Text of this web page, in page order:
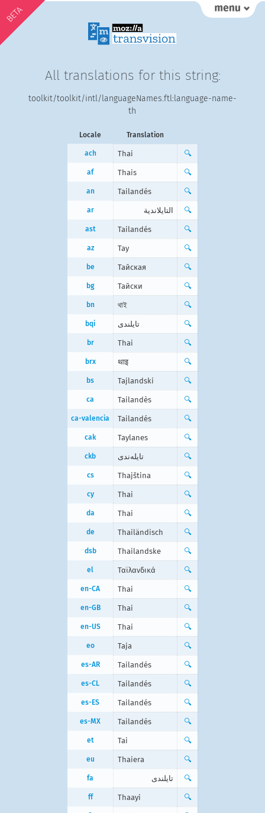
BETA
All translations for this string:
toolkit/toolkit/intl/languageNames.ftl:language-name-
th
Locale Translation
ach Thai 🔍
af Thais 🔍
an Tailandés 🔍
ar التايلاندية 🔍
ast Tailandés 🔍
az Tay 🔍
be Тайская 🔍
bg Тайски 🔍
bn থাই 🔍
bqi تایلندی 🔍
br Thai 🔍
brx थाइ 🔍
bs Tajlandski 🔍
ca Tailandès 🔍
ca-valencia Tailandés 🔍
cak Taylanes 🔍
ckb تایلەندی 🔍
cs Thajština 🔍
cy Thai 🔍
da Thai 🔍
de Thailändisch 🔍
dsb Thailandske 🔍
el Ταϊλανδικά 🔍
en-CA Thai 🔍
en-GB Thai 🔍
en-US Thai 🔍
eo Taja 🔍
es-AR Tailandés 🔍
es-CL Tailandés 🔍
es-ES Tailandés 🔍
es-MX Tailandés 🔍
et Tai 🔍
eu Thaiera 🔍
fa تایلندی 🔍
ff Thaayi 🔍